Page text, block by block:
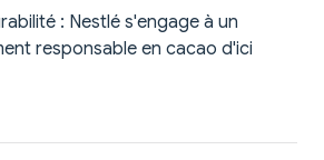
: Nestlé s'engage à un
responsable en cacao d'ici